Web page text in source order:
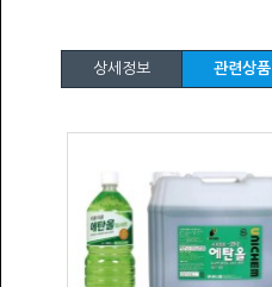
상세정보 관련상품